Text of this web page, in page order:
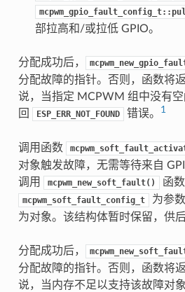
部拉高和/或拉低 GPIO。
分配成功后，
分配故障的指针。否则，函数将
说，当指定 MCPWM 组中没有
回
ESP_ERR_NOT_FOUND 错误。 1
调用函数
对象触发故障，无需等待来自
调用
mcpwm_new_soft_fault() 函
mcpwm_soft_fault_config_t
为参
为对象。该结构体暂时保留，供后
分配成功后，
分配故障的指针。否则，函数将
说，当内存不足以支持该故障对